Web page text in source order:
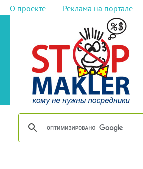
О проекте Реклама на портале